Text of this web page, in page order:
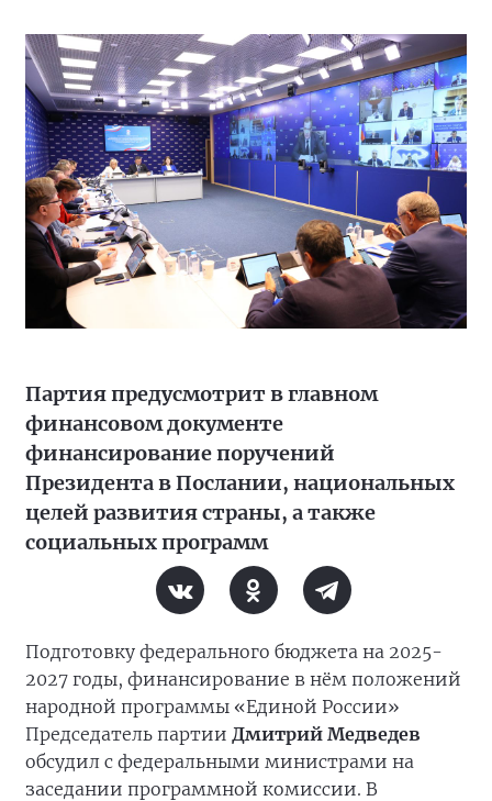
Партия предусмотрит в главном
финансовом документе
финансирование поручений
Президента в Послании, национальных
целей развития страны, а также
социальных программ
Подготовку федерального бюджета на 2025-
2027 годы, финансирование в нём положений
народной программы «Единой России»
Председатель партии Дмитрий Медведев
обсудил с федеральными министрами на
заседании программной комиссии. В